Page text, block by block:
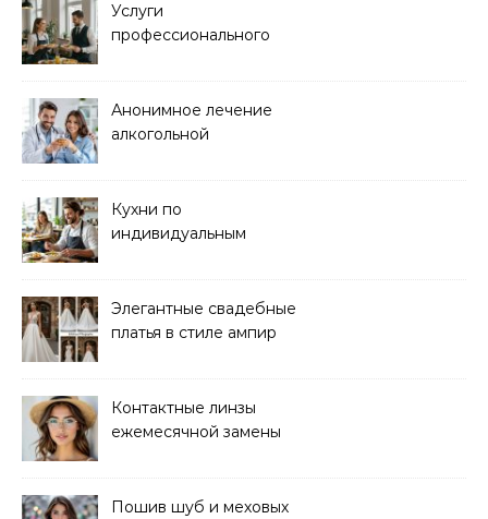
Услуги
профессионального
формата
Анонимное лечение
алкогольной
Кухни по
индивидуальным
Элегантные свадебные
платья в стиле ампир
Контактные линзы
ежемесячной замены
Пошив шуб и меховых